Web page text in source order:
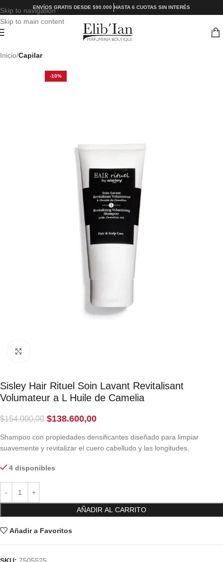
Skip to navigation
Skip to main content
ENVÍOS GRATIS DESDE $90.000 HASTA 6 CUOTAS SIN INTERÉS
Inicio Capilar
-10%
Sisley Hair Rituel Soin Lavant Revitalisant
Volumateur a L Huile de Camelia
$154.000,00 $138.600,00
Shampoo con propiedades densificantes diseñado para limpiar
suavemente y revitalizar el cuero cabelludo y las longitudes.
4 disponibles
AÑADIR AL CARRITO
Añadir a Favoritos